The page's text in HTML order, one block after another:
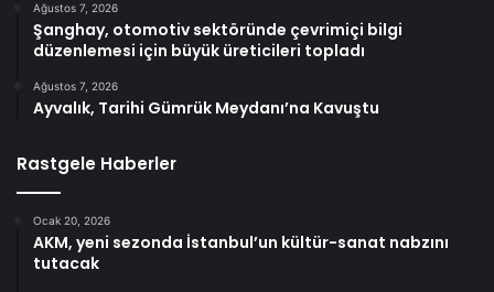
Ağustos 7, 2026
Şanghay, otomotiv sektöründe çevrimiçi bilgi
düzenlemesi için büyük üreticileri topladı
Ağustos 7, 2026
Ayvalık, Tarihi Gümrük Meydanı’na Kavuştu
Rastgele Haberler
Ocak 20, 2026
AKM, yeni sezonda İstanbul’un kültür-sanat nabzını
tutacak